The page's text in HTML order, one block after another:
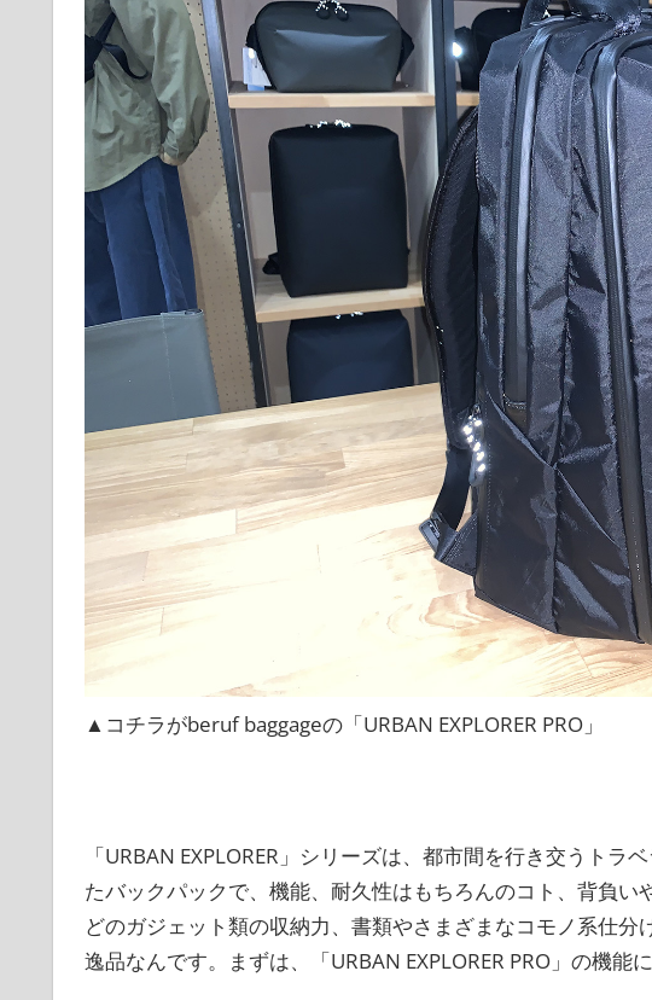
▲コチラがberuf baggageの「URBAN EXPLORER PRO」
「URBAN EXPLORER」シリーズは、都市間を行き交うト
たバックパックで、機能、耐久性はもちろんのコト、背負
どのガジェット類の収納力、書類やさまざまなコモノ系仕
逸品なんです。まずは、「URBAN EXPLORER PRO」の機能